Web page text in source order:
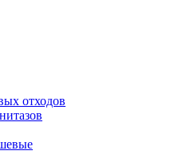
отходов